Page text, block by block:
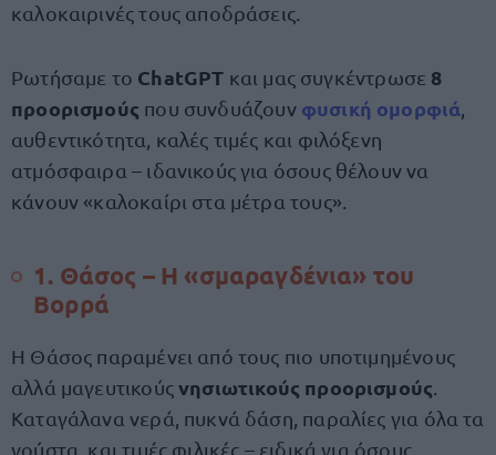
καλοκαιρινές τους αποδράσεις.
Ρωτήσαμε το ChatGPT και μας συγκέντρωσε 8
προορισμούς που συνδυάζουν φυσική ομορφιά
αυθεντικότητα, καλές τιμές και φιλόξενη
ατμόσφαιρα – ιδανικούς για όσους θέλουν να
κάνουν «καλοκαίρι στα μέτρα τους».
1. Θάσος – Η «σμαραγδένια» του
Βορρά
Η Θάσος παραμένει από τους πιο υποτιμημένους
αλλά μαγευτικούςνησιωτικούς προορισμούς
Καταγάλανα νερά, πυκνά δάση, παραλίες για όλα τα
γούστα, και τιμές φιλικές – ειδικά για όσους